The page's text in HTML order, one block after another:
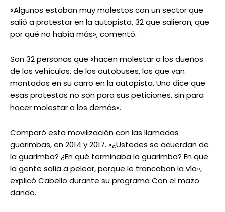
«Algunos estaban muy molestos con un sector que
salió a protestar en la autopista, 32 que salieron, que
por qué no había más», comentó.
Son 32 personas que «hacen molestar a los dueños
de los vehículos, de los autobuses, los que van
montados en su carro en la autopista. Uno dice que
esas protestas no son para sus peticiones, sin para
hacer molestar a los demás».
Comparó esta movilización con las llamadas
guarimbas, en 2014 y 2017. «¿Ustedes se acuerdan de
la guarimba? ¿En qué terminaba la guarimba? En que
la gente salía a pelear, porque le trancaban la vía»,
explicó Cabello durante su programa Con el mazo
dando.